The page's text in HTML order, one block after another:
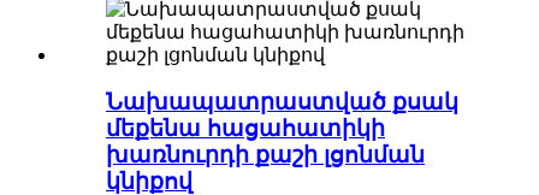
Նախապատրաստված քսակ
մեքենա հացահատիկի
խառնուրդի քաշի լցոնման
կնիքով